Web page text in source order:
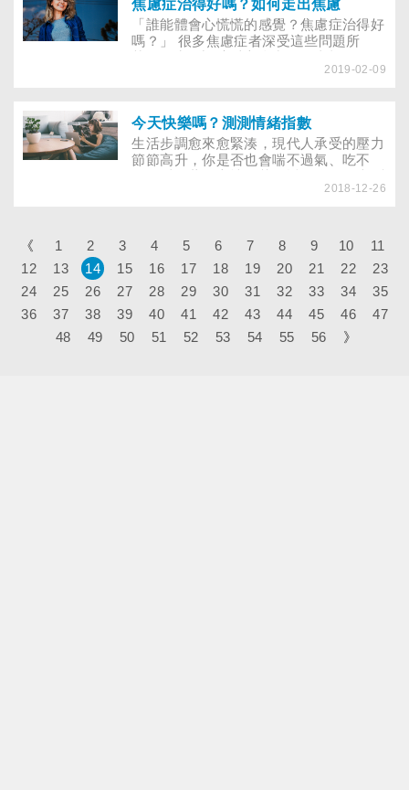
慮說bye-bye，有條不紊地克服瓶頸？
焦慮症治得好嗎？如何走出焦慮
「誰能體會心慌慌的感覺？焦慮症治得好
嗎？」 很多焦慮症者深受這些問題所
回顧自己發病時，就醫的無助、親友的不
慮者康復的指引。
2019-02-09
今天快樂嗎？測測情緒指數
生活步調愈來愈緊湊，現代人承受的壓力
節節高升，你是否也會喘不過氣、吃不
測近來的心情起伏，試著覺察壓力源、尋
2018-12-26
《 1 2 3 4 5 6 7 8 9 10
11
12
13 14 15 16 17 18 19 20 21 22
23
24
25 26 27 28 29 30 31 32 33 34
35
36
37 38 39 40 41 42 43 44 45 46
47
48
49 50 51 52 53 54 55 56 》